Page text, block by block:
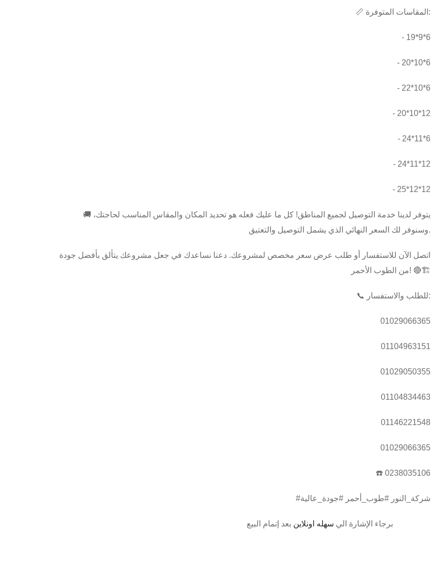
📏 المقاسات المتوفرة:
- 19*9*6
- 20*10*6
- 22*10*6
- 20*10*12
- 24*11*6
- 24*11*12
- 25*12*12
🚚 يتوفر لدينا خدمة التوصيل لجميع المناطق! كل ما عليك فعله هو تحديد المكان والمقاس المناسب لحاجتك،
وسنوفر لك السعر النهائي الذي يشمل التوصيل والتعتيق.
اتصل الآن للاستفسار أو طلب عرض سعر مخصص لمشروعك. دعنا نساعدك في جعل مشروعك يتألق بأفضل جودة
من الطوب الأحمر! 🔴🏗️
📞 للطلب والاستفسار:
01029066365
01104963151
01029050355
01104834463
01146221548
01029066365
☎️ 0238035106
#شركة_النور #طوب_أحمر #جودة_عالية
برجاء الإشارة الي سهله اونلاين بعد إتمام البيع